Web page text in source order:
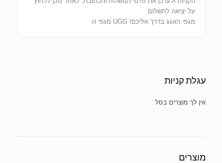
על יציאה לתשלום
מגפי האגג בדרך אליכם! UGG מגפי ה-
עגלת קניות
מוצרים